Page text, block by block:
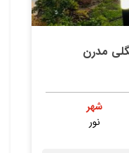
مدرن
شهر
نور